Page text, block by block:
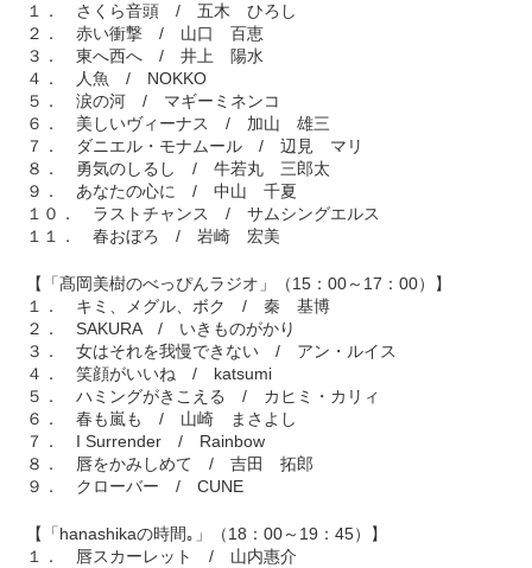
１． さくら音頭 / 五木 ひろし
２． 赤い衝撃 / 山口 百恵
３． 東へ西へ / 井上 陽水
４． 人魚 / NOKKO
５． 涙の河 / マギーミネンコ
６． 美しいヴィーナス / 加山 雄三
７． ダニエル・モナムール / 辺見 マリ
８． 勇気のしるし / 牛若丸 三郎太
９． あなたの心に / 中山 千夏
１０． ラストチャンス / サムシングエルス
１１． 春おぼろ / 岩崎 宏美
【「髙岡美樹のべっぴんラジオ」（15：00～17：00）】
１． キミ、メグル、ボク / 秦 基博
２． SAKURA / いきものがかり
３． 女はそれを我慢できない / アン・ルイス
４． 笑顔がいいね / katsumi
５． ハミングがきこえる / カヒミ・カリィ
６． 春も嵐も / 山崎 まさよし
７． I Surrender / Rainbow
８． 唇をかみしめて / 吉田 拓郎
９． クローバー / CUNE
【「hanashikaの時間｡」（18：00～19：45）】
１． 唇スカーレット / 山内惠介